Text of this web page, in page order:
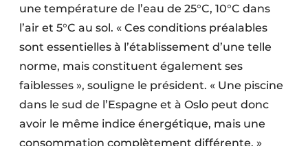
une température de l’eau de 25°C, 10°C dans
l’air et 5°C au sol. « Ces conditions préalables
sont essentielles à l’établissement d’une telle
norme, mais constituent également ses
faiblesses », souligne le président. « Une piscine
dans le sud de l’Espagne et à Oslo peut donc
avoir le même indice énergétique, mais une
consommation complètement différente. »